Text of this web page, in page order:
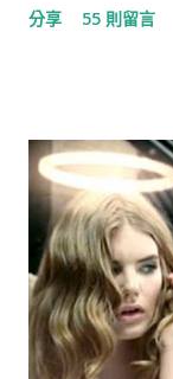
出，這就是我們對
子時有所聞，但想
張膽，不尊重創意
“偷”，而是“搶劫
標題：世界最小咖
分享 55 則留言